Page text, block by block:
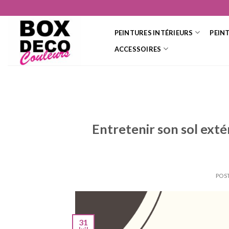
to
content
PEINTURES INTÉRIEURS
ACCESSOIRES
Entretenir son sol
31